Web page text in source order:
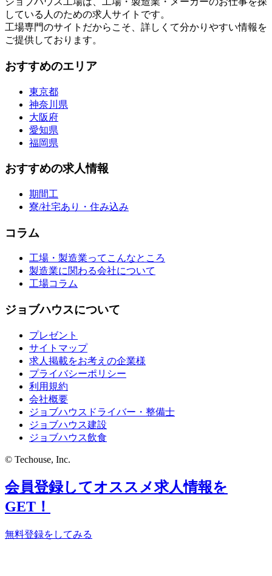
している人のための求人サイトです。
工場専門のサイトだからこそ、詳しくて分かりやすい情報を
ご提供しております。
おすすめのエリア
東京都
神奈川県
大阪府
愛知県
福岡県
おすすめの求人情報
期間工
寮/社宅あり・住み込み
コラム
工場・製造業ってこんなところ
製造業に関わる会社について
工場コラム
ジョブハウスについて
プレゼント
サイトマップ
求人掲載をお考えの企業様
プライバシーポリシー
利用規約
会社概要
ジョブハウスドライバー・整備士
ジョブハウス建設
ジョブハウス飲食
© Techouse, Inc.
会員登録してオススメ求人情報を
GET！
無料登録をしてみる